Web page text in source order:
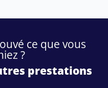
ce que vous
?
prestations